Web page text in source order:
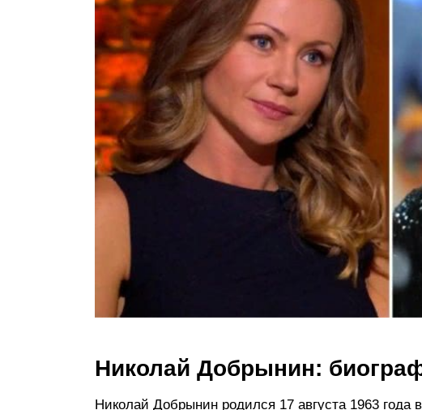
Николай Добрынин:
Николай Добрынин родился 17 августа 1963 года